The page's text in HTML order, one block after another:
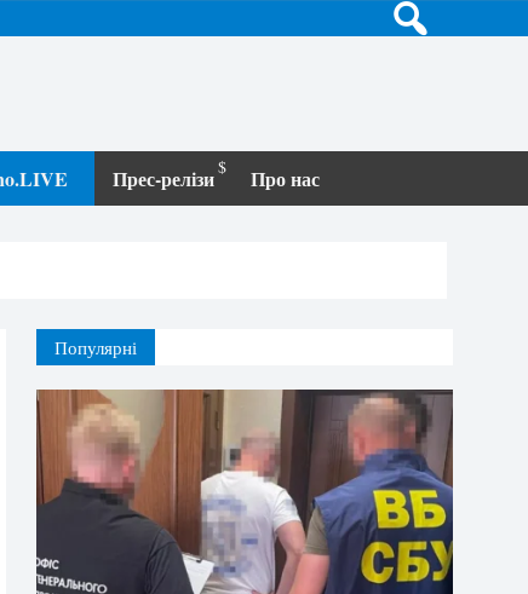
Прес-релізи Про нас
Популярні